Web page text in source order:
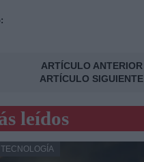
ARTÍCULO ANTERIOR
ARTÍCULO SIGUIENTE
leídos